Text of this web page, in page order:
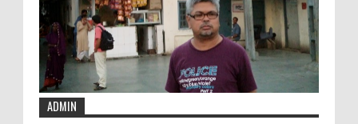
ADMIN